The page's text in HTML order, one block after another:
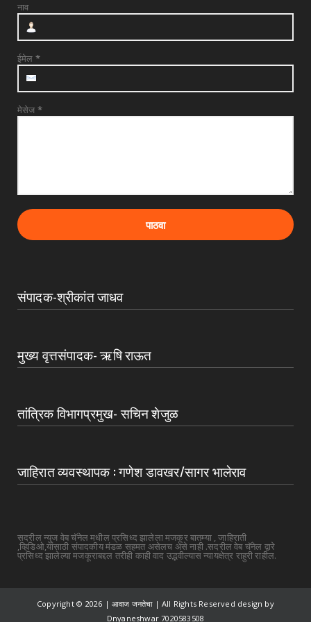
देवळाली प्रवरात उद्या बुधवारी श्री समर्थ बाबुराव
पाटील महारा...
नाव
ईमेल *
मेसेज *
संपादक-श्रीकांत जाधव
मुख्य वृत्तसंपादक- ऋषि राऊत
तांत्रिक विभागप्रमुख- सचिन शेजुळ
जाहिरात व्यवस्थापक : गणेश डावखर/सागर भालेराव
सदरील न्युज वेब चॅनेल मधील प्रसिध्द झालेला मजकूर बातम्या , जाहिराती
,व्हिडिओ,यांसाठी संपादकीय मंडळ सहमत असेलच असे नाही .सदरील वेब चॅनेल द्वारे
प्रसिध्द झालेल्या मजकूराबद्दल तरीही काही वाद उद्भवील्यास न्यायक्षेत्र राहुरी राहील.
Copyright © 2026 | आवाज जनतेचा | All Rights Reserved design by
Dnyaneshwar 7020583508